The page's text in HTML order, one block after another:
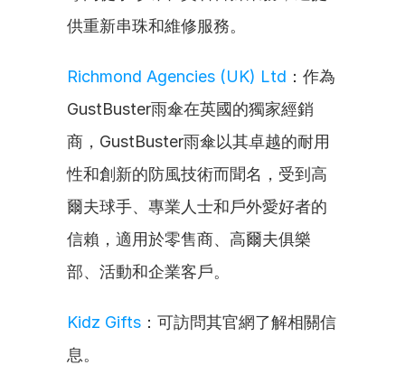
供重新串珠和維修服務。
Richmond Agencies (UK) Ltd ：作為
GustBuster雨傘在英國的獨家經銷
商，GustBuster雨傘以其卓越的耐用
性和創新的防風技術而聞名，受到高
爾夫球手、專業人士和戶外愛好者的
信賴，適用於零售商、高爾夫俱樂
部、活動和企業客戶。
Kidz Gifts ：可訪問其官網了解相關信
息。